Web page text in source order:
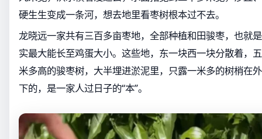
硬生生变成一条河，想去地里看枣树根本过不去。
龙晓远一家共有三百多亩枣地，全部种植和田骏枣，也就
实最大能长至鸡蛋大小。这些地，东一块西一块分散着，
米多高的骏枣树，大半埋进淤泥里，只露一米多的树梢在
下的，是一家人过日子的“本”。